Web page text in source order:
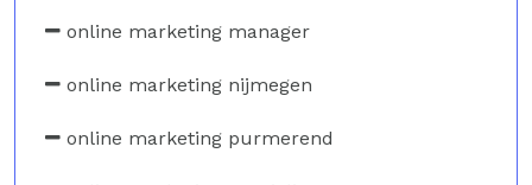
online marketing manager
online marketing nijmegen
online marketing purmerend